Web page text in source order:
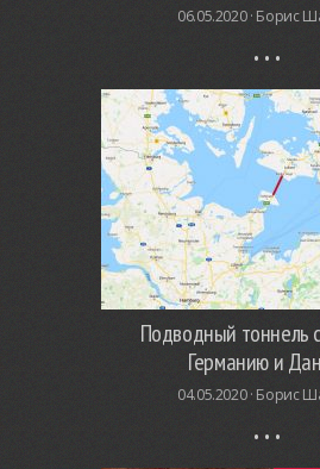
06.05.2020 · Борис
Подводный тоннель
Германию и
04.05.2020 · Борис